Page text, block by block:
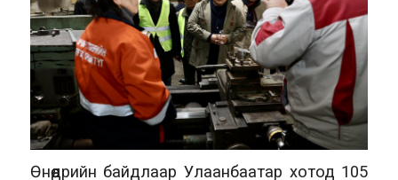
Өнөөдрийн байдлаар Улаанбаатар хотод 105